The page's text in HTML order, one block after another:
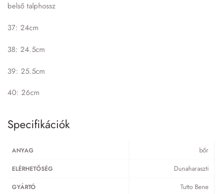
belső talphossz
37: 24cm
38: 24.5cm
39: 25.5cm
40: 26cm
Specifikációk
ANYAG bőr
ELÉRHETŐSÉG Dunaharaszti
GYÁRTÓ Tutto Bene